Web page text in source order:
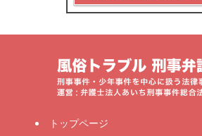
トップページ